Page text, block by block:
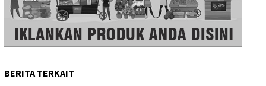
BERITA TERKAIT